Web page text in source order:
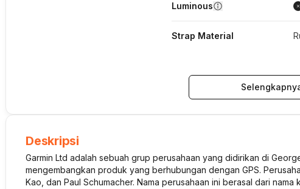
Luminous
Strap Material
Deskripsi
Garmin Ltd adalah sebuah grup perusahaan yang didirikan di
mengembangkan produk yang berhubungan dengan GPS.
Kao, dan Paul Schumacher. Nama perusahaan ini berasal dari